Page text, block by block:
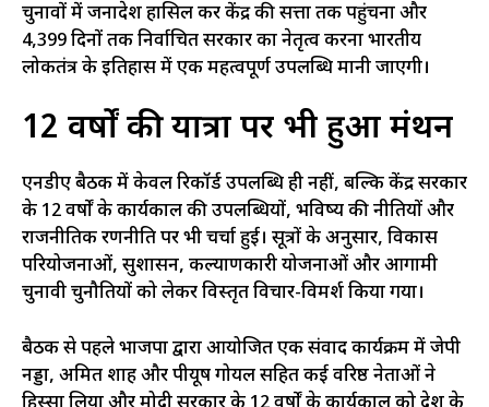
चुनावों में जनादेश हासिल कर केंद्र की सत्ता तक पहुंचना और
4,399 दिनों तक निर्वाचित सरकार का नेतृत्व करना भारतीय
लोकतंत्र के इतिहास में एक महत्वपूर्ण उपलब्धि मानी जाएगी।
12 वर्षों की यात्रा पर भी हुआ मंथन
एनडीए बैठक में केवल रिकॉर्ड उपलब्धि ही नहीं, बल्कि केंद्र सरकार
के 12 वर्षों के कार्यकाल की उपलब्धियों, भविष्य की नीतियों और
राजनीतिक रणनीति पर भी चर्चा हुई। सूत्रों के अनुसार, विकास
परियोजनाओं, सुशासन, कल्याणकारी योजनाओं और आगामी
चुनावी चुनौतियों को लेकर विस्तृत विचार-विमर्श किया गया।
बैठक से पहले भाजपा द्वारा आयोजित एक संवाद कार्यक्रम में जेपी
नड्डा, अमित शाह और पीयूष गोयल सहित कई वरिष्ठ नेताओं ने